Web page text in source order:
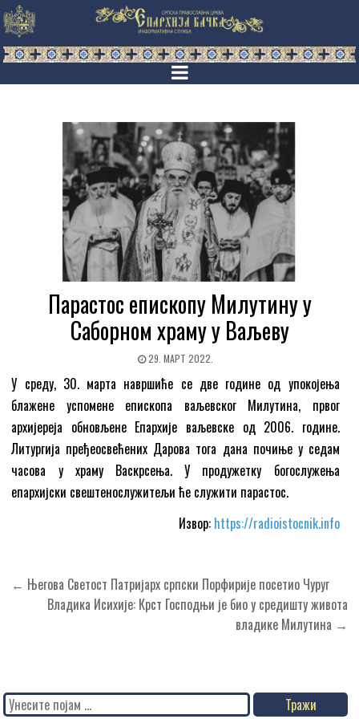
Парастос епископу Милутину у
Саборном храму у Ваљеву
29. МАРТ 2022.
У среду, 30. марта навршиће се две године од упокојења
блажене успомене епископа ваљевског Милутина, првог
архијереја обновљене Епархије ваљевске од 2006. године.
Литургија пређеосвећених Дарова тога дана почиње у седам
часова у храму Васкрсења. У продужетку богослужења
епархијски свештенослужитељи ће служити парастос.
Извор: https://radioistocnik.info
Кретање
чланка
← Његова Светост Патријарх српски Порфирије посетио Чуруг
Владика Исихије: Крст Господњи је био у средишту живота
владике Милутина →
Search